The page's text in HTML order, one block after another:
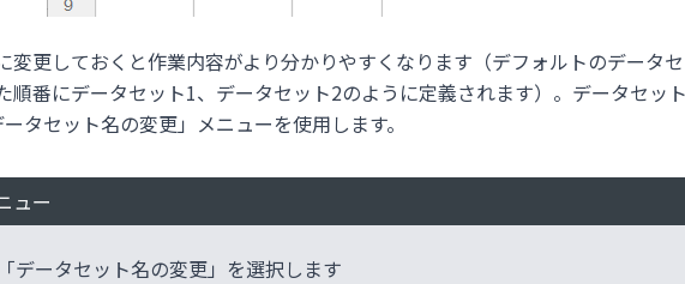
変更しておくと作業内容がより分かりやすくなります（デフォルトのデータ
順番にデータセット1、データセット2のように定義されます）。データセッ
タセット名の変更」メニューを使用します。
ュー
データセット名の変更」を選択します